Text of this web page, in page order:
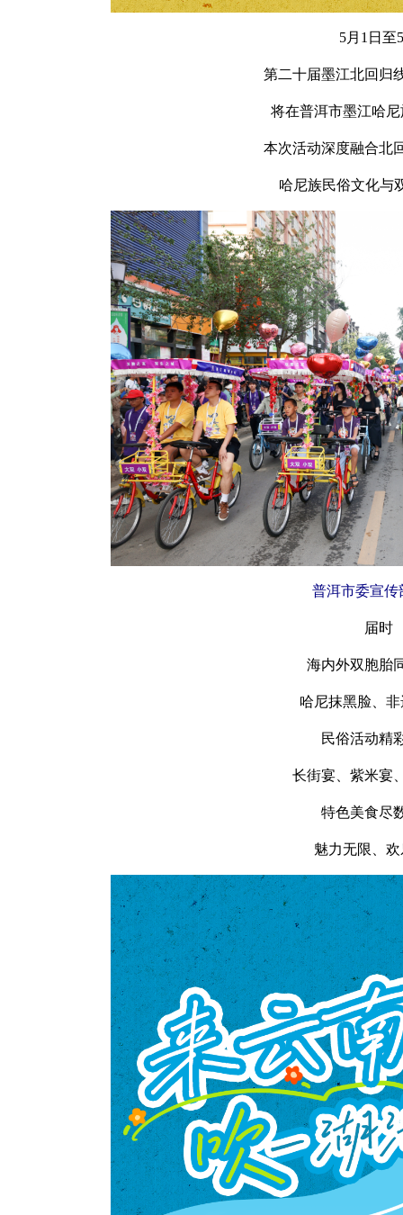
5月1日至
第二十届墨江北回归
将在普洱市墨江哈
本次活动深度融合北
哈尼族民俗文化与
普洱市委宣传
届时
海内外双胞胎
哈尼抹黑脸、
民俗活动精
长街宴、紫米宴
特色美食尽
魅力无限、